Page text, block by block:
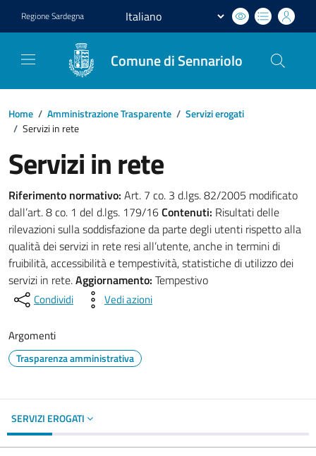
RegioneSardegna
Comune di Sennariolo
Home / Amministrazione Trasparente / Servizi erogati
/ Servizi in rete
Servizi in rete
Riferimento normativo: Art. 7 co. 3 d.lgs. 82/2005 modificato
dall’art. 8 co. 1 del d.lgs. 179/16Contenuti: Risultati delle
rilevazioni sulla soddisfazione da parte degli utenti rispetto alla
qualità dei servizi in rete resi all’utente, anche in termini di
fruibilità, accessibilità e tempestività, statistiche di utilizzo dei
servizi in rete.Aggiornamento: Tempestivo
Condividi Vedi azioni
Argomenti
Trasparenza amministrativa
SERVIZI EROGATI